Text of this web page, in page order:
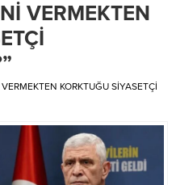
VERMEKTEN
KORKTUĞU SİYASETÇİ